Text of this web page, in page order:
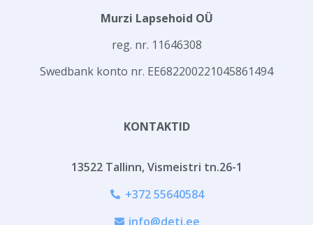
Murzi Lapsehoid OÜ
reg. nr. 11646308
Swedbank konto nr. ЕЕ682200221045861494
KONTAKTID
13522 Tallinn, Vismeistri tn.26-1
+372 55640584
info@deti.ee